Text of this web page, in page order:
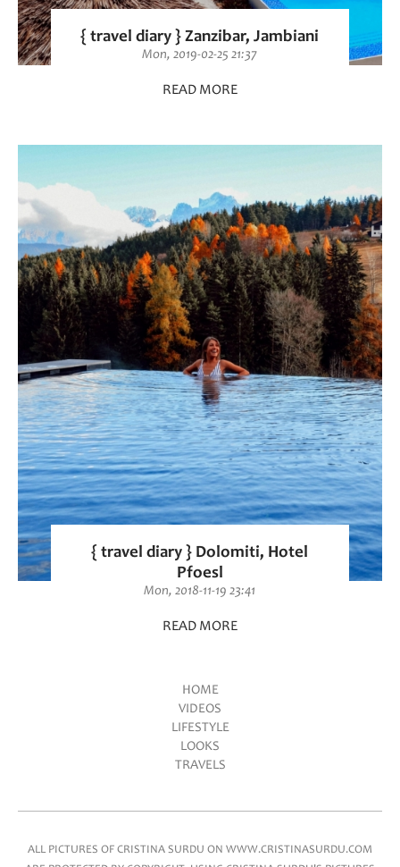
{ travel diary } Zanzibar, Jambiani
Mon, 2019-02-25 21:37
READ MORE
{ travel diary } Dolomiti, Hotel
Pfoesl
Mon, 2018-11-19 23:41
READ MORE
HOME
VIDEOS
LIFESTYLE
LOOKS
TRAVELS
ALL PICTURES OF CRISTINA SURDU ON WWW.CRISTINASURDU.COM